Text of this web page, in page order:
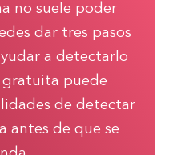
no suele poder
dar tres pasos
a detectarlo
gratuita puede
de detectar
antes de que se